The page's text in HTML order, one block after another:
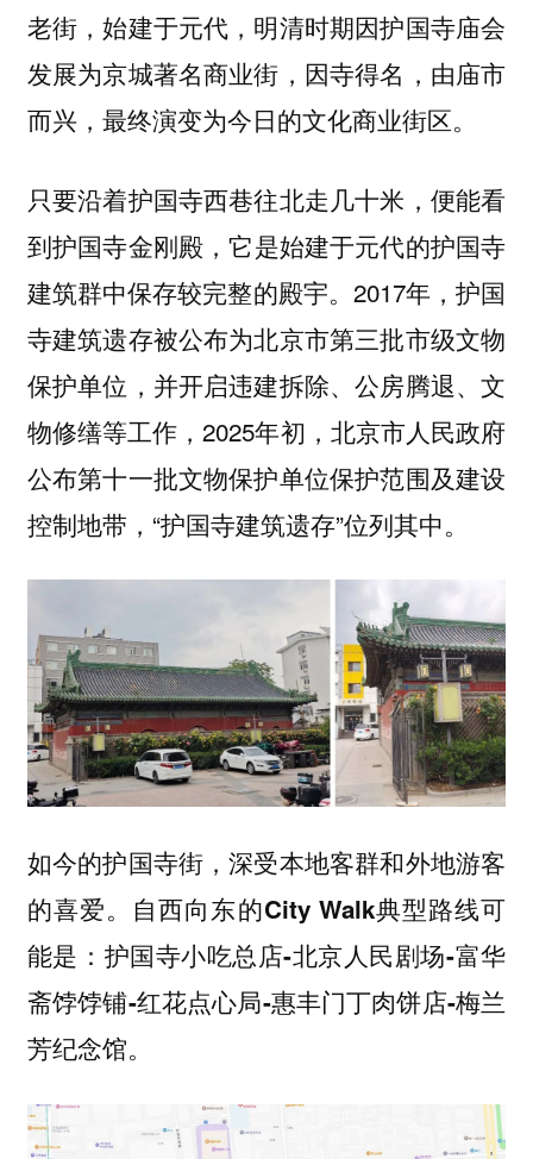
老街，始建于元代，明清时期因护国寺庙会
发展为京城著名商业街，因寺得名，由庙市
而兴，最终演变为今日的文化商业街区。
只要沿着护国寺西巷往北走几十米，便能看
到护国寺金刚殿 ，它是始建于元代的护国寺
建筑群中保存较完整的殿宇。2017年，护国
寺建筑遗存被公布为北京市第三批市级文物
保护单位，并开启违建拆除、公房腾退、文
物修缮等工作，2025年初，北京市人民政府
公布第十一批文物保护单位保护范围及建设
控制地带，“护国寺建筑遗存”位列其中。
如今的护国寺街，深受本地客群和外地游客
的喜爱。
自西向东的City Walk典型路线可
能是：护国寺小吃总店-北京人民剧场-富华
斋饽饽铺-红花点心局-惠丰门丁肉饼店-梅兰
芳纪念馆。